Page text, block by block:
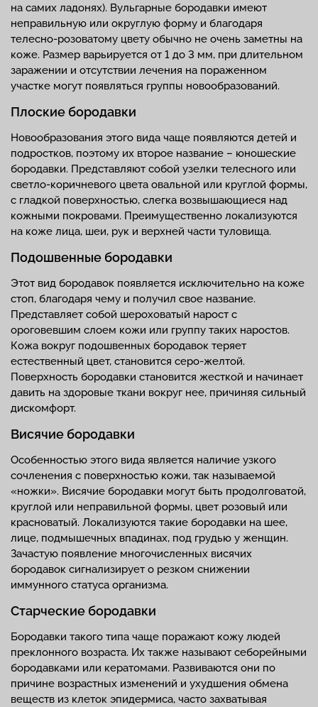
на самих ладонях). Вульгарные бородавки имеют
неправильную или округлую форму и благодаря
телесно-розоватому цвету обычно не очень заметны на
коже. Размер варьируется от 1 до 3 мм, при длительном
заражении и отсутствии лечения на пораженном
участке могут появляться группы новообразований.
Плоские бородавки
Новообразования этого вида чаще появляются детей и
подростков, поэтому их второе название – юношеские
бородавки. Представляют собой узелки телесного или
светло-коричневого цвета овальной или круглой формы,
с гладкой поверхностью, слегка возвышающиеся над
кожными покровами. Преимущественно локализуются
на коже лица, шеи, рук и верхней части туловища.
Подошвенные бородавки
Этот вид бородавок появляется исключительно на коже
стоп, благодаря чему и получил свое название.
Представляет собой шероховатый нарост с
ороговевшим слоем кожи или группу таких наростов.
Кожа вокруг подошвенных бородавок теряет
естественный цвет, становится серо-желтой.
Поверхность бородавки становится жесткой и начинает
давить на здоровые ткани вокруг нее, причиняя сильный
дискомфорт.
Висячие бородавки
Особенностью этого вида является наличие узкого
сочленения с поверхностью кожи, так называемой
«ножки». Висячие бородавки могут быть продолговатой,
круглой или неправильной формы, цвет розовый или
красноватый. Локализуются такие бородавки на шее,
лице, подмышечных впадинах, под грудью у женщин.
Зачастую появление многочисленных висячих
бородавок сигнализирует о резком снижении
иммунного статуса организма.
Старческие бородавки
Бородавки такого типа чаще поражают кожу людей
преклонного возраста. Их также называют себорейными
бородавками или кератомами. Развиваются они по
причине возрастных изменений и ухудшения обмена
веществ из клеток эпидермиса, часто захватывая